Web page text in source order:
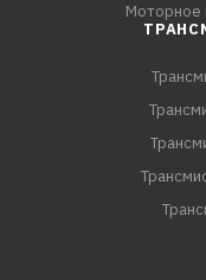
Моторное